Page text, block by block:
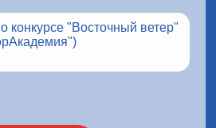
конкурсе "Восточный ветер"